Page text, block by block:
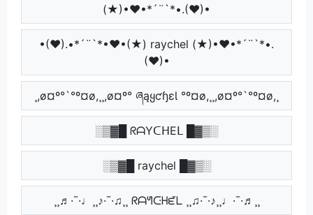
(★)•♥•*´¨`*•.(♥)•
•(♥).•*´¨`*•♥•(★) raychel (★)•♥•*´¨`*•.
(♥)•
¸,ø¤º°`°º¤ø,¸¸,ø¤º° ཞąყƈɧɛƖ °º¤ø,¸¸,ø¤º°`°º¤ø,¸
░▒▓█ ᖇᗩYᑕᕼEᒪ █▓▒░
░▒▓█ raychel █▓▒░
¸¸♬·¯·♩¸¸♪·¯·♫¸¸ ᖇᗩᖻᑢᕼᘿᒪ ¸¸♫·¯·♪¸¸♩·¯·♬¸¸